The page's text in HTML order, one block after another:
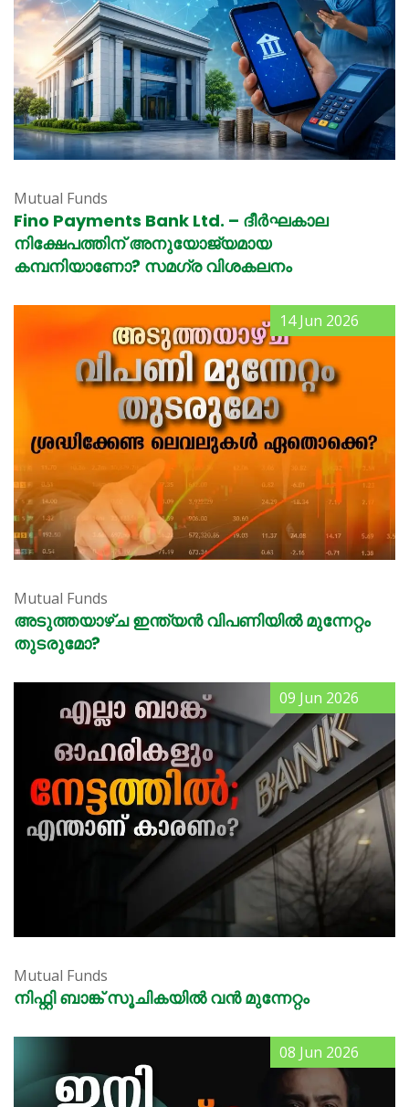
Mutual Funds
Fino Payments Bank Ltd. – ദീർഘകാല
നിക്ഷേപത്തിന് അനുയോജ്യമായ
കമ്പനിയാണോ? സമഗ്ര വിശകലനം
Mutual Funds
അടുത്തയാഴ്ച ഇന്ത്യൻ വിപണിയിൽ മുന്നേറ്റം
തുടരുമോ?
14 Jun 2026
Mutual Funds
നിഫ്റ്റി ബാങ്ക് സൂചികയിൽ വൻ മുന്നേറ്റം
09 Jun 2026
08 Jun 2026